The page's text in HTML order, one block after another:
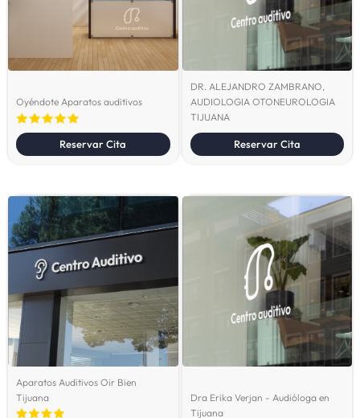
Oyéndote Aparatos auditivos
Reservar Cita
DR. ALEJANDRO ZAMBRANO,
AUDIOLOGIA OTONEUROLOGIA
TIJUANA
Reservar Cita
Aparatos Auditivos Oir Bien
Tijuana
Dra Erika Verjan - Audióloga en
Tijuana